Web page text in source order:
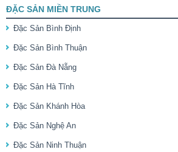
ĐẶC SẢN MIỀN TRUNG
Đặc Sản Bình Định
Đặc Sản Bình Thuận
Đặc Sản Đà Nẵng
Đặc Sản Hà Tĩnh
Đặc Sản Khánh Hòa
Đặc Sản Nghệ An
Đặc Sản Ninh Thuận